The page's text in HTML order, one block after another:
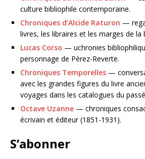
culture bibliophile contemporaine.
Chroniques d’Alcide Raturon —
livres, les libraires et les marges de la
Lucas Corso — uchronies
personnage de Pérez-Reverte.
Chroniques Temporelles —
avec les grandes figures du livre
voyages dans les catalogues du
Octave Uzanne — chroniques
écrivain et éditeur (1851-1931).
S’abonner